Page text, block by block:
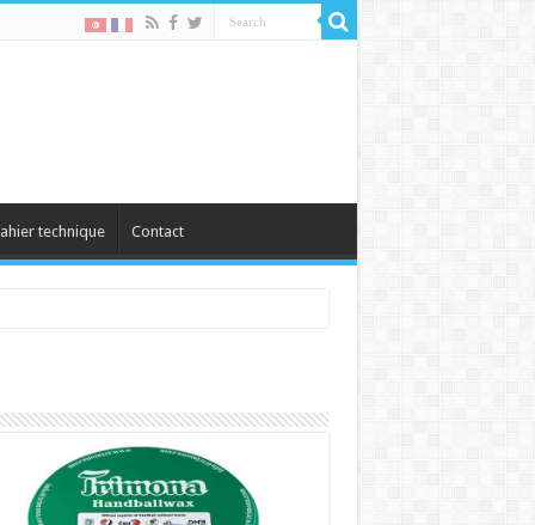
technique Contact